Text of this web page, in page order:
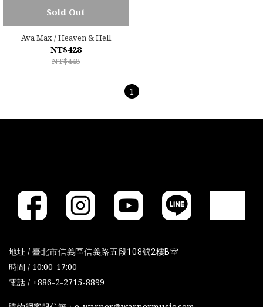
Sold Out
Ava Max / Heaven & Hell
NT$428
NT$448
1
地址 / 臺北市信義區信義路五段108號2樓B室
時間 / 10:00-17:00
電話 / +886-2-2715-8899